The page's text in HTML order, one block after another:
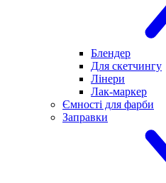
Блендер
Для скетчингу
Лінери
Лак-маркер
Ємності для фарби
Заправки